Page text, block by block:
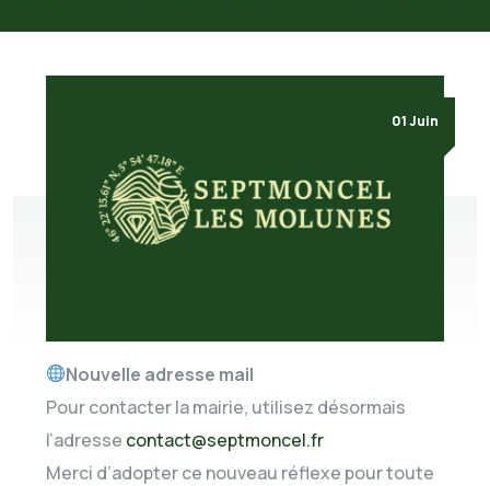
01 Juin
Nouvelle adresse mail
Pour contacter la mairie, utilisez désormais
l’adresse contact@septmoncel.fr
Merci d’adopter ce nouveau réflexe pour toute